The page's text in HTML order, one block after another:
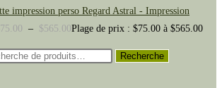
Regard Astral - Impression
75.00 – $565.00Plage de prix : $75.00 à $565.00
Recherche